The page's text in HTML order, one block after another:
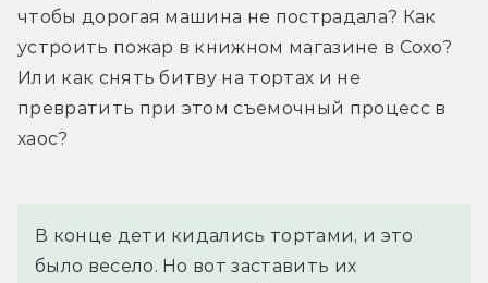
чтобы дорогая машина не пострадала? Как
устроить пожар в книжном магазине в Сохо?
Или как снять битву на тортах и не
превратить при этом съемочный процесс в
хаос?
В конце дети кидались тортами, и это
было весело. Но вот заставить их